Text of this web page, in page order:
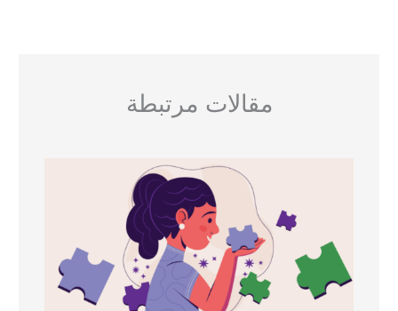
مقالات مرتبطة